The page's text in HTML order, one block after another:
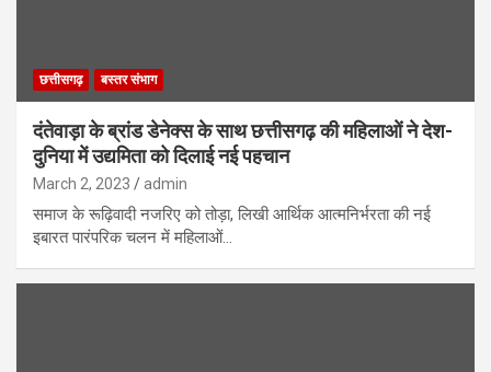
छत्तीसगढ़ बस्तर संभाग
दंतेवाड़ा के ब्रांड डेनेक्स के साथ छत्तीसगढ़ की महिलाओं ने देश-
दुनिया में उद्यमिता को दिलाई नई पहचान
March 2, 2023 admin
समाज के रूढ़िवादी नजरिए को तोड़ा, लिखी आर्थिक आत्मनिर्भरता की नई
इबारत पारंपरिक चलन में महिलाओं…